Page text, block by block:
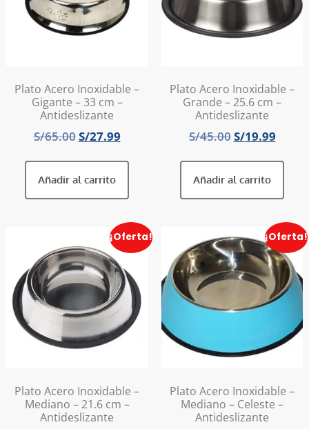
Plato Acero Inoxidable –
Gigante – 33 cm –
Antideslizante
S/65.00S/27.99
Añadir al carrito
Plato Acero Inoxidable –
Grande – 25.6 cm –
Antideslizante
S/45.00S/19.99
Añadir al carrito
¡Oferta!
Plato Acero Inoxidable –
Mediano – 21.6 cm –
Antideslizante
¡Oferta!
Plato Acero Inoxidable –
Mediano – Celeste –
Antideslizante